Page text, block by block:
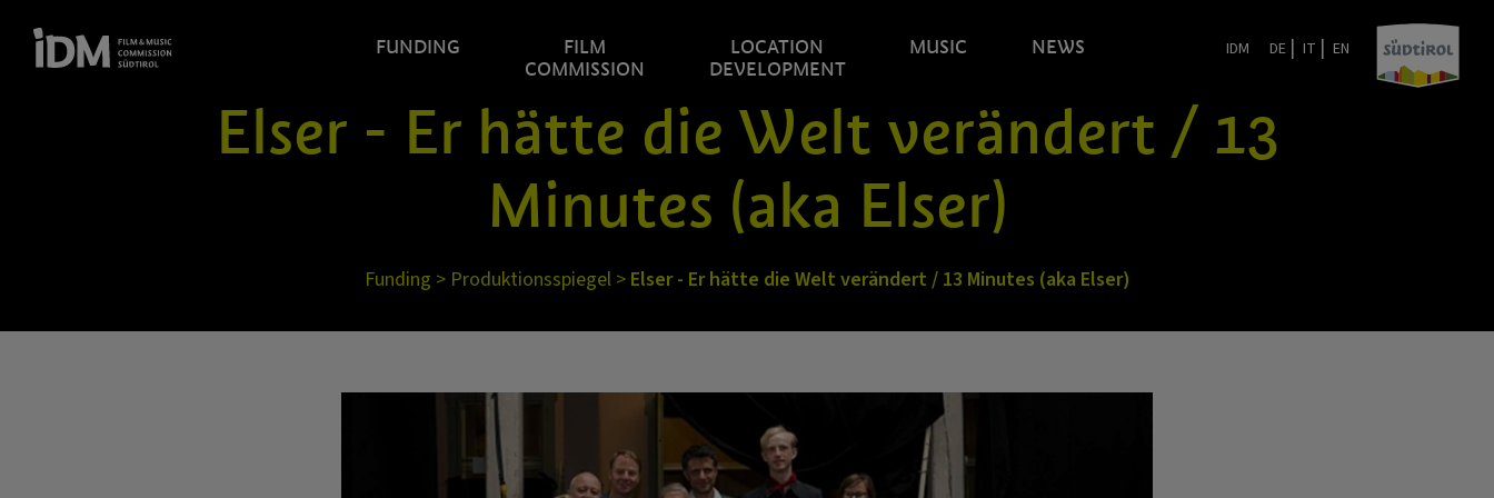
FUNDING
FILM
COMMISSION
LOCATION
DEVELOPMENT
MUSIC NEWS IDM DE | IT | EN
Elser - Er hätte die Welt verändert / 13
Minutes (aka Elser)
Funding > Produktionsspiegel> Elser - Er hätte die Welt verändert / 13 Minutes (aka Elser)